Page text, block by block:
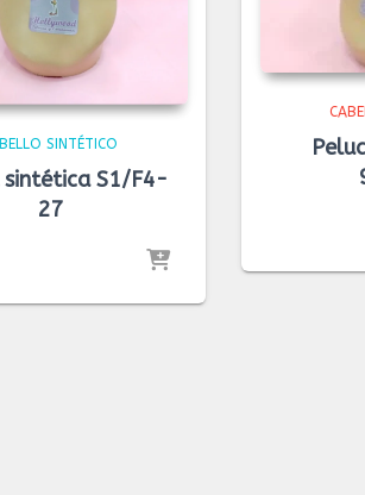
SINTÉTICO
sintética S1/F4-
27